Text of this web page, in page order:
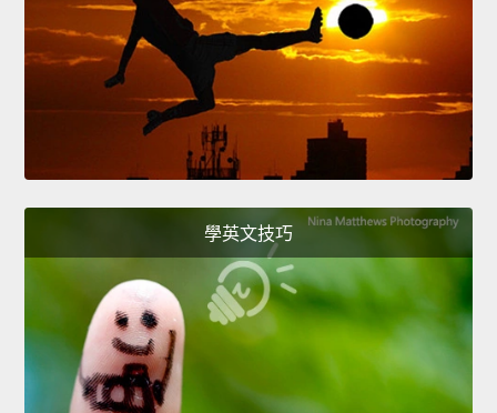
學英文技巧